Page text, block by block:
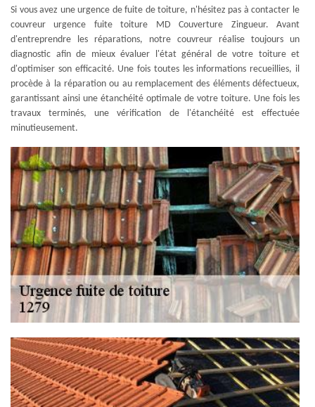
Si vous avez une urgence de fuite de toiture, n'hésitez pas à contacter le
couvreur urgence fuite toiture MD Couverture Zingueur. Avant
d'entreprendre les réparations, notre couvreur réalise toujours un
diagnostic afin de mieux évaluer l'état général de votre toiture et
d'optimiser son efficacité. Une fois toutes les informations recueillies, il
procède à la réparation ou au remplacement des éléments défectueux,
garantissant ainsi une étanchéité optimale de votre toiture. Une fois les
travaux terminés, une vérification de l'étanchéité est effectuée
minutieusement.